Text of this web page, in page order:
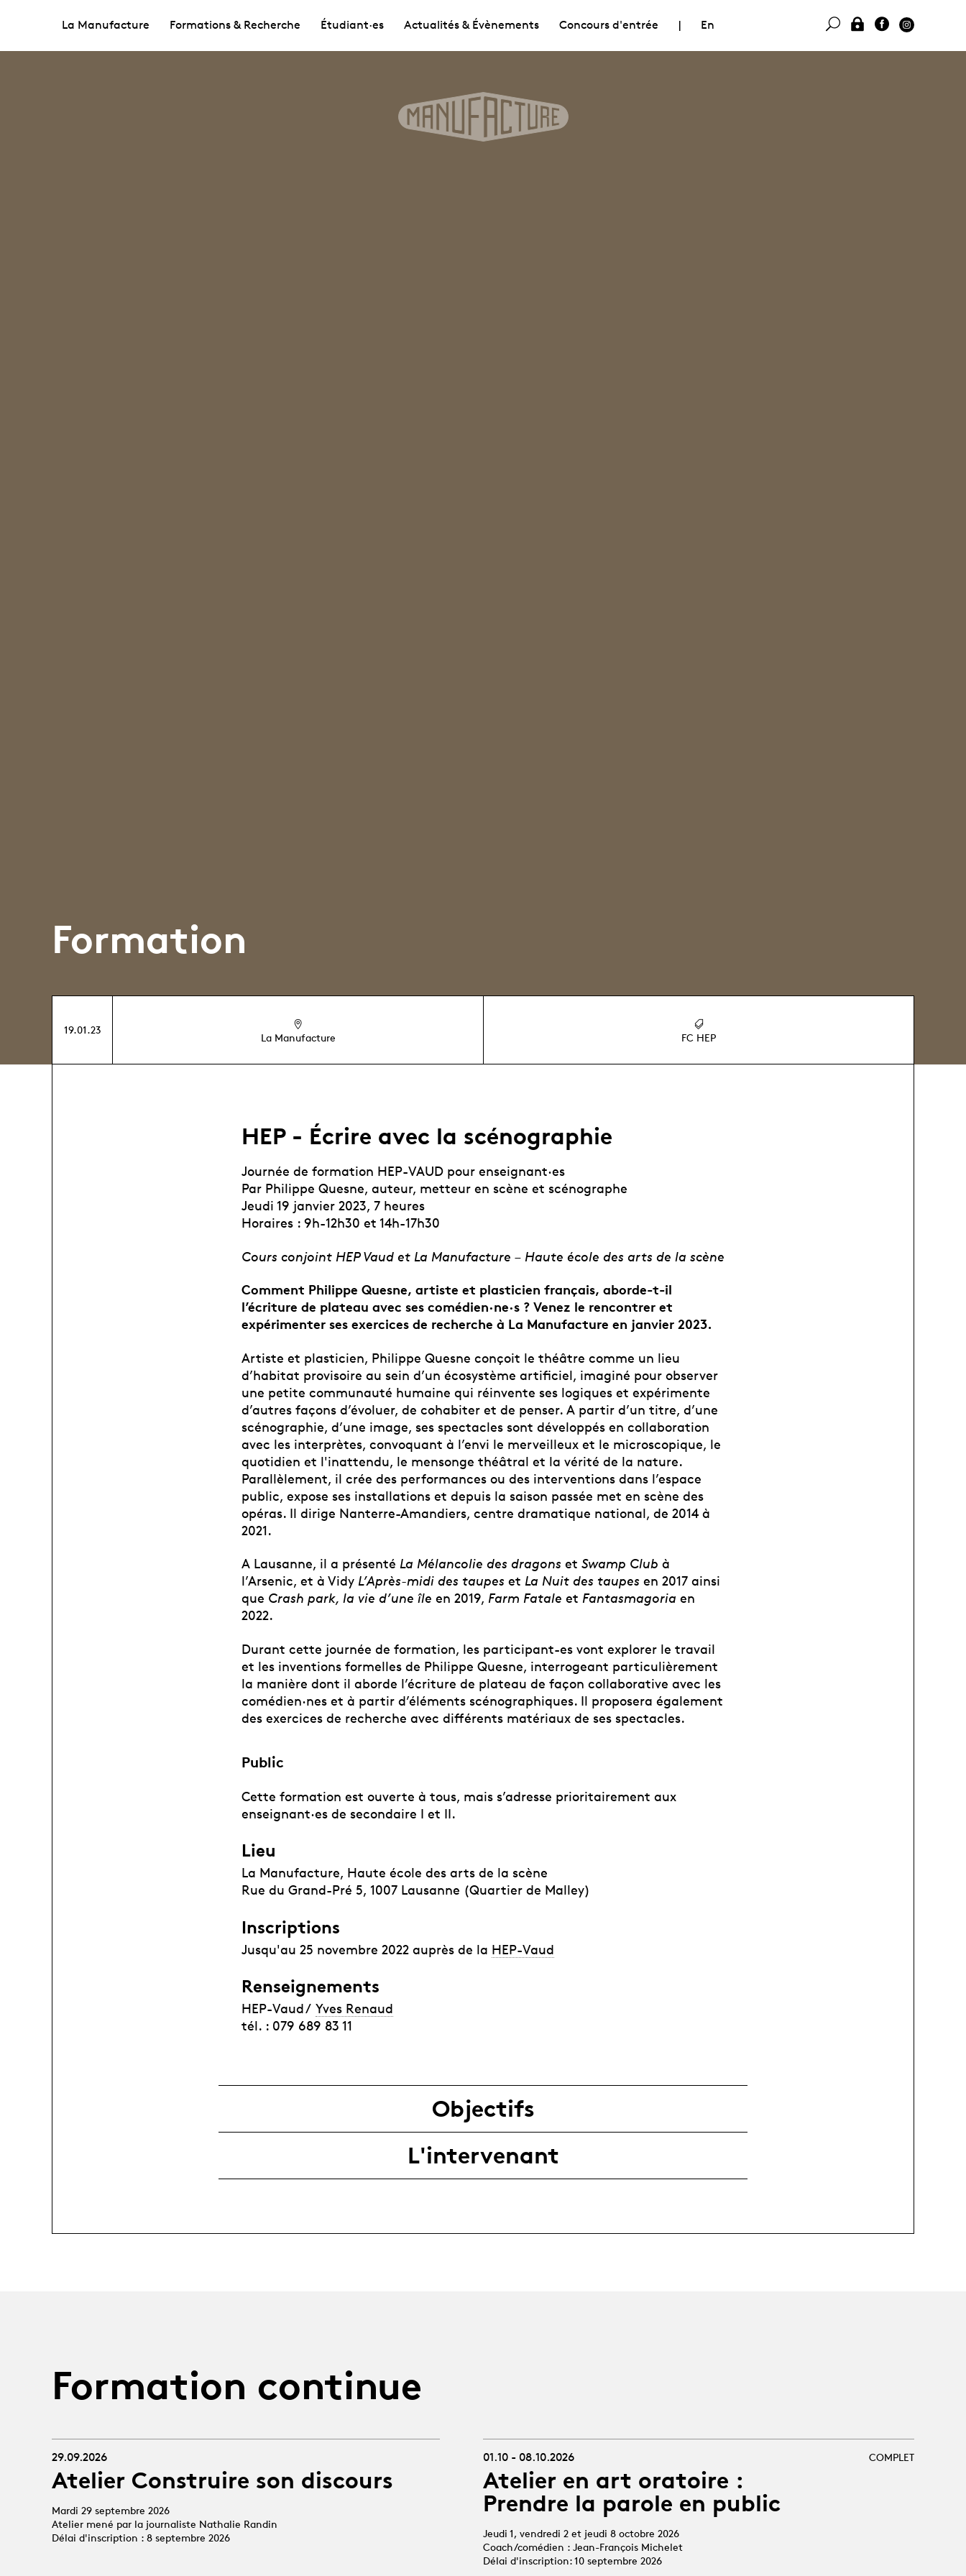
La Manufacture Formations & Recherche Étudiant·es Actualités & Évènements Concours d'entrée | En
Formation
19.01.23
La Manufacture FC HEP
HEP - Écrire avec la scénographie
Journée de formation HEP-VAUD pour enseignant·es
Par Philippe Quesne, auteur, metteur en scène et scénographe
Jeudi 19 janvier 2023, 7 heures
Horaires : 9h-12h30 et 14h-17h30
Cours conjoint HEP Vaud et La Manufacture – Haute école des arts de la scène
Comment Philippe Quesne, artiste et plasticien français, aborde-t-il
l’écriture de plateau avec ses comédien·ne·s ? Venez le rencontrer et
expérimenter ses exercices de recherche à La Manufacture en janvier 2023.
Artiste et plasticien, Philippe Quesne conçoit le théâtre comme un lieu
d’habitat provisoire au sein d’un écosystème artificiel, imaginé pour observer
une petite communauté humaine qui réinvente ses logiques et expérimente
d’autres façons d’évoluer, de cohabiter et de penser. A partir d’un titre, d’une
scénographie, d’une image, ses spectacles sont développés en collaboration
avec les interprètes, convoquant à l’envi le merveilleux et le microscopique, le
quotidien et l'inattendu, le mensonge théâtral et la vérité de la nature.
Parallèlement, il crée des performances ou des interventions dans l’espace
public, expose ses installations et depuis la saison passée met en scène des
opéras. Il dirige Nanterre-Amandiers, centre dramatique national, de 2014 à
2021.
A Lausanne, il a présenté La Mélancolie des dragons et Swamp Club à
l’Arsenic, et à Vidy L’Après-midi des taupes et La Nuit des taupes en 2017 ainsi
que Crash park, la vie d’une île en 2019, Farm Fatale et Fantasmagoria en
2022.
Durant cette journée de formation, les participant-es vont explorer le travail
et les inventions formelles de Philippe Quesne, interrogeant particulièrement
la manière dont il aborde l’écriture de plateau de façon collaborative avec les
comédien·nes et à partir d’éléments scénographiques. Il proposera également
des exercices de recherche avec différents matériaux de ses spectacles.
Public
Cette formation est ouverte à tous, mais s’adresse prioritairement aux
enseignant·es de secondaire I et II.
Lieu
La Manufacture, Haute école des arts de la scène
Rue du Grand-Pré 5, 1007 Lausanne (Quartier de Malley)
Inscriptions
Jusqu'au 25 novembre 2022 auprès de la HEP-Vaud
Renseignements
HEP-Vaud / Yves Renaud
tél. : 079 689 83 11
Objectifs
L'intervenant
Formation continue
29.09.2026
Atelier Construire son discours
Mardi 29 septembre 2026
Atelier mené par la journaliste Nathalie Randin
Délai d'inscription : 8 septembre 2026
COMPLET
01.10 - 08.10.2026
Atelier en art oratoire :
Prendre la parole en public
Jeudi 1, vendredi 2 et jeudi 8 octobre 2026
Coach/comédien : Jean-François Michelet
Délai d'inscription: 10 septembre 2026